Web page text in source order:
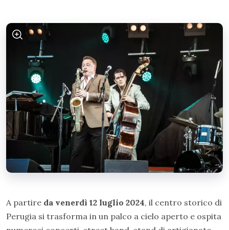
A partire da venerdì 12 luglio 2024, il centro storico di
Perugia si trasforma in un palco a cielo aperto e ospita